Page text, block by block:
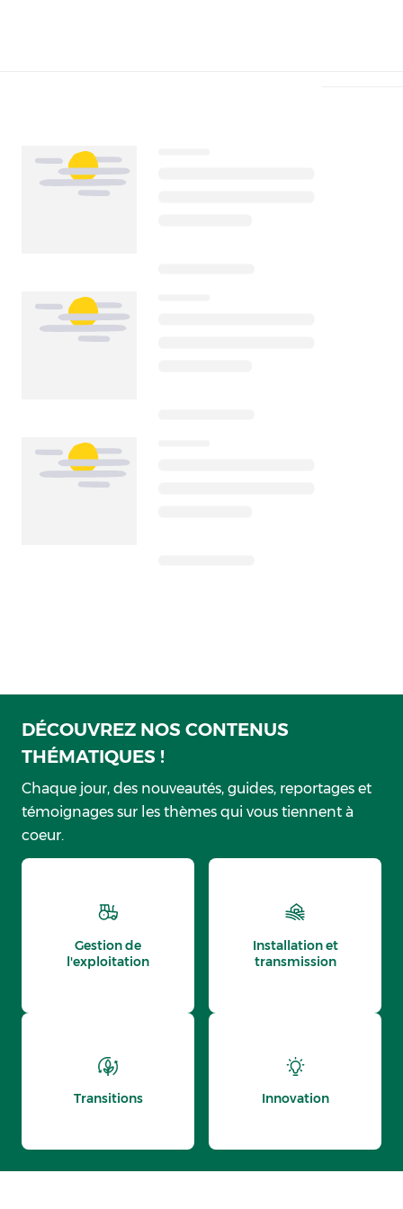
DÉCOUVREZ NOS CONTENUS
THÉMATIQUES !
Chaque jour, des nouveautés, guides, reportages et
témoignages sur les thèmes qui vous tiennent à
coeur.
Gestion de
l'exploitation
Installation et
transmission
Transitions Innovation